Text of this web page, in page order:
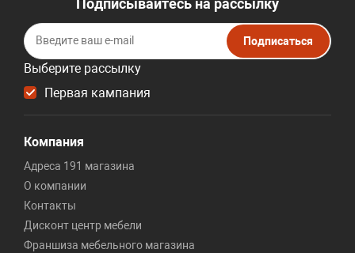
Подписывайтесь на рассылку
Выберите рассылку
Первая кампания
Подписаться
Компания
Адреса 191 магазина
О компании
Контакты
Дисконт центр мебели
Франшиза мебельного магазина